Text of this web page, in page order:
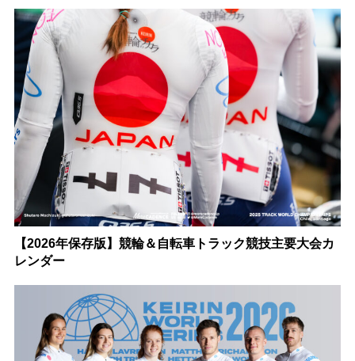
【2026年保存版】競輪＆自転車トラック競技主要大会カ
レンダー